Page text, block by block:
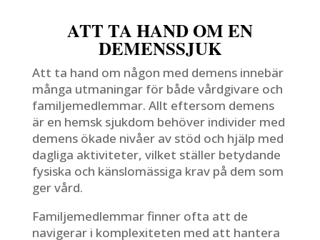
ATT TA HAND OM EN
DEMENSSJUK
Att ta hand om någon med demens innebär
många utmaningar för både vårdgivare och
familjemedlemmar. Allt eftersom demens
är en hemsk sjukdom behöver individer med
demens ökade nivåer av stöd och hjälp med
dagliga aktiviteter, vilket ställer betydande
fysiska och känslomässiga krav på dem som
ger vård.
Familjemedlemmar finner ofta att de
navigerar i komplexiteten med att hantera